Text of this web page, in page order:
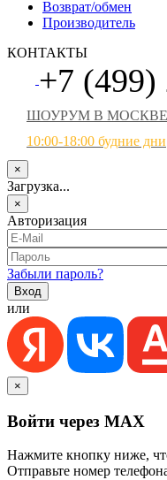
Возврат/обмен
Производитель
КОНТАКТЫ
+7 (499)
ШОУРУМ В МОСКВЕ
10:00-18:00 будние дни
×
Загрузка...
×
Авторизация
Забыли пароль?
или
×
Войти через MAX
Нажмите кнопку ниже,
Отправьте номер